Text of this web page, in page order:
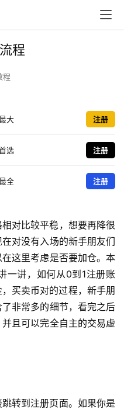
程
程
大 注册
选 注册
全 注册
对比较平稳，想要再降很
对没有入场的新手朋友们
这里考虑是否要加仓。本
一讲，如何从0到1注册账
买卖币对的过程，新手朋
非常多的细节，看完之后
且可以完全自主的交易虚
转到注册页面。如果你是